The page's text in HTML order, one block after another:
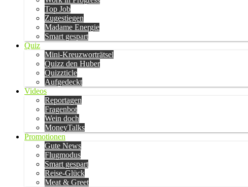
Top Job
Zugestiegen
Madame Energie
Smart gespart
Quiz
Mini-Kreuzworträtsel
Quizz den Huber
Quizzticle
Aufgedeckt
Videos
Reportagen
Fragenbot
Wein doch
MoneyTalks
Promotionen
Gute News
Flugmodus
Smart gespart
Reise-Glück
Meat & Greet